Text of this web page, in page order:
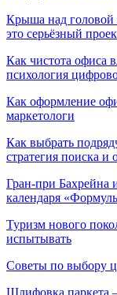
Крыша над головой
это серьёзный
Как чистота офиса
психология
Как оформление
маркетологи
Как выбрать
стратегия поиска и
Гран-при Бахрейна
календаря
Туризм нового
испытывать
Советы по выбору
Шлифовка паркета